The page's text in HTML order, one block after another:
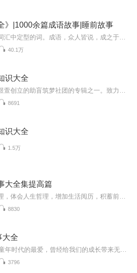
》|1000余篇成语故事|睡前故事
40.1万
识大全
8691
识大全
1.5万
大全集提高篇
8830
大全
3796